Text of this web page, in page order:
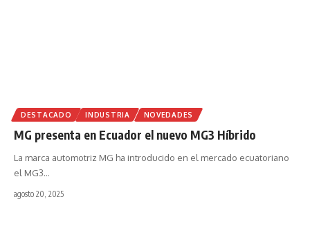
DESTACADO INDUSTRIA NOVEDADES
MG presenta en Ecuador el nuevo MG3 Híbrido
La marca automotriz MG ha introducido en el mercado ecuatoriano
el MG3…
agosto 20, 2025